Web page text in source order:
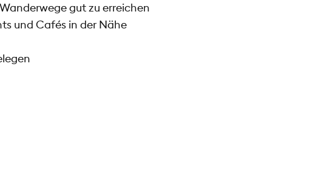
gut zu erreichen
und Cafés in der Nähe